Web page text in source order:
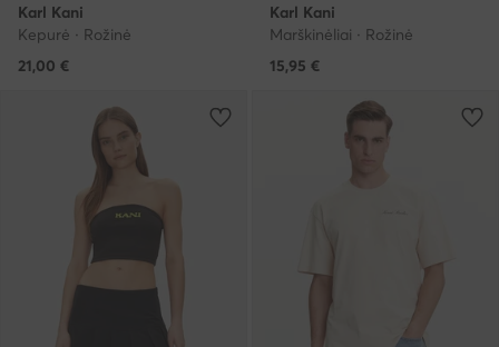
Karl Kani
Kepurė · Rožinė
21,00 €
Karl Kani
Marškinėliai · Rožinė
15,95 €